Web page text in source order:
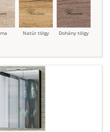
Natúr tölgy Dohány tölgy
Szupermatt
fehér
Füstös zöld